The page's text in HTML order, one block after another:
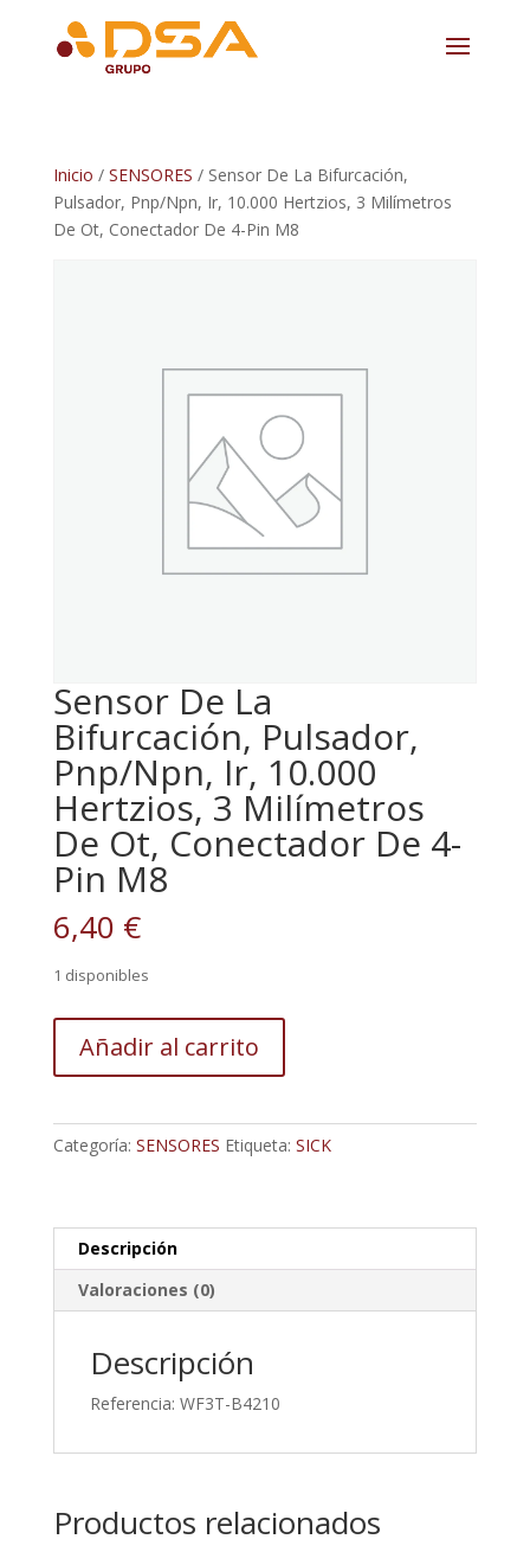
Inicio / SENSORES / Sensor De La Bifurcación,
Pulsador, Pnp/Npn, Ir, 10.000 Hertzios, 3 Milímetros
De Ot, Conectador De 4-Pin M8
Sensor De La
Bifurcación, Pulsador,
Pnp/Npn, Ir, 10.000
Hertzios, 3 Milímetros
De Ot, Conectador De 4-
Pin M8
6,40 €
1 disponibles
Pulsador,
Hertzios,
3
Milímetros
cantidad
Añadir al carrito
Categoría: SENSORES Etiqueta: SICK
Descripción
Valoraciones (0)
Descripción
Referencia: WF3T-B4210
Productos relacionados